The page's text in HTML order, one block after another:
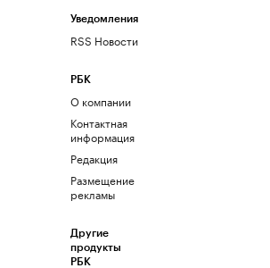
Уведомления
RSS Новости
РБК
О компании
Контактная
информация
Редакция
Размещение
рекламы
Другие
продукты
РБК